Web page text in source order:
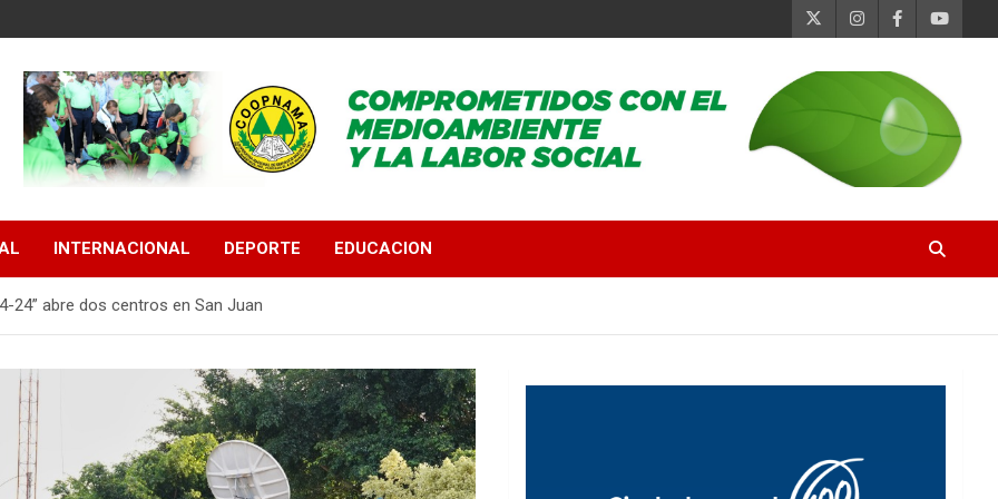
INTERNACIONAL DEPORTE EDUCACION
24” abre dos centros en San Juan